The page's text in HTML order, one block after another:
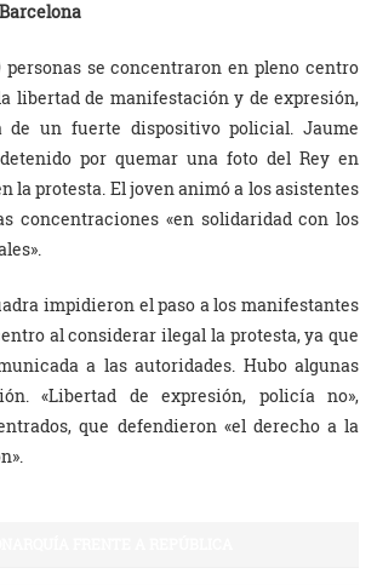
personas se concentraron en pleno centro
libertad de manifestación y de expresión,
de un fuerte dispositivo policial. Jaume
por quemar una foto del Rey en
la protesta. El joven animó a los asistentes
concentraciones «en solidaridad con los
impidieron el paso a los manifestantes
al considerar ilegal la protesta, ya que
a las autoridades. Hubo algunas
«Libertad de expresión, policía no»,
que defendieron «el derecho a la